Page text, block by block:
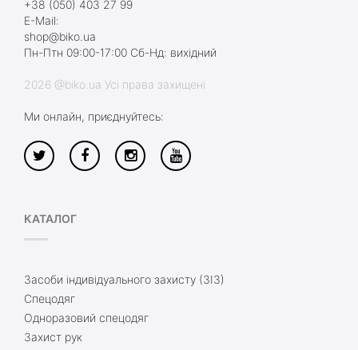
+38 (050) 403 27 99
E-Mail:
shop@biko.ua
Пн-Птн 09:00-17:00 Сб-Нд: вихідний
2026 @biko.ua Усі права захищені
Ми онлайн, приєднуйтесь:
КАТАЛОГ
Засоби індивідуального захисту (ЗІЗ)
Спецодяг
Одноразовий спецодяг
Захист рук